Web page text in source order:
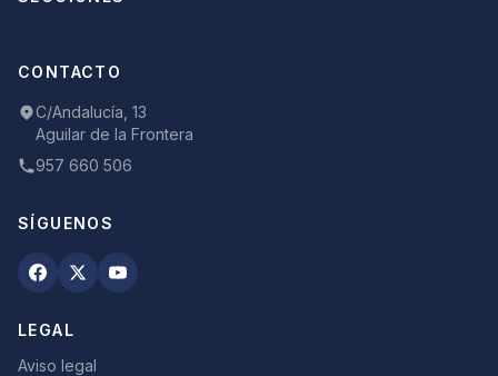
CONTACTO
C/Andalucía, 13
Aguilar de la Frontera
957 660 506
SÍGUENOS
LEGAL
Aviso legal